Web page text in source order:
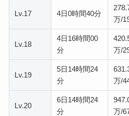
Lv.17 4日0時間40分
万/
Lv.18
4日16時間00
分
万/
Lv.19
5日14時間24
分
万/
Lv.20
6日14時間24
分
万/